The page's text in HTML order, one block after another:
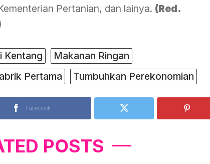
Pertanian, dan lainya. (Red.
Kentang
Makanan Ringan
Pertama Tumbuhkan Perekonomian
Facebook
POSTS